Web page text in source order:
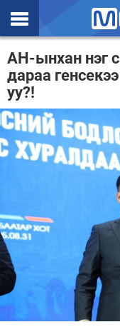
Эхлэл
Цаг агаар
Валют ханш
Улс төр
Эдийн засаг
Спорт
Нийгэм
Дэлхий
Энтертайнмэнт
АН-ынхан нэг
дараа
уу?!